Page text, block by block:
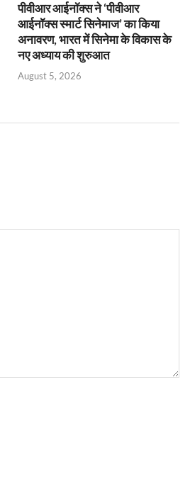
पीवीआर आईनॉक्स ने ‘पीवीआर
आईनॉक्स स्मार्ट सिनेमाज’ का किया
अनावरण, भारत में सिनेमा के विकास के
नए अध्याय की शुरुआत
August 5, 2026